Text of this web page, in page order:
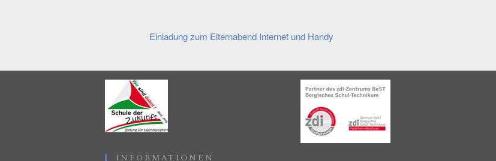
Einladung zum Elternabend Internet und Handy
INFORMATIONEN